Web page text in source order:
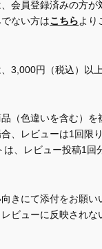
会員登録済みの方が
ない方はこちらより
3,000円（税込）以
（色違いを含む）を
、レビューは1回限
、レビュー投稿1回
きにて添付をお願い
ビューに反映されな